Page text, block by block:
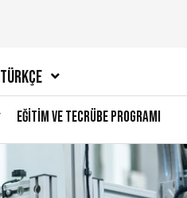
Türkçe
Eğitim ve Tecrübe Programı